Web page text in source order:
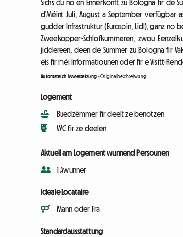
Sichs du no en Ënnerkonft zu Bologna fir de
d'Méint Juli, August a September verfügbar
gudder Infrastruktur (Eurospin, Lidl), ganz no
Zweekopper-Schlofkummeren, zwou
jiddereen, deen de Summer zu Bologna fir
eis fir méi Informatiounen oder fir e Visitt-
Automatesch Iwwersetzung -Originalbeschreiwung
Logement
Buedzëmmer fir deelt ze benotzen
WC fir ze deelen
Aktuell am Logement wunnend Persounen
1 Awunner
Ideale Locataire
Mann oder Fra
Standardausstattung